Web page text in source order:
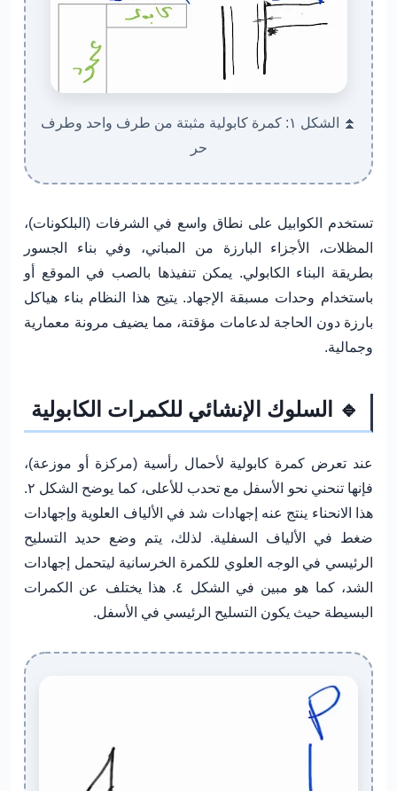
⏫ الشكل ١: كمرة كابولية مثبتة من طرف واحد وطرف
حر
تستخدم الكوابيل على نطاق واسع في الشرفات (البلكونات)،
المظلات، الأجزاء البارزة من المباني، وفي بناء الجسور
بطريقة البناء الكابولي. يمكن تنفيذها بالصب في الموقع أو
باستخدام وحدات مسبقة الإجهاد. يتيح هذا النظام بناء هياكل
بارزة دون الحاجة لدعامات مؤقتة، مما يضيف مرونة معمارية
وجمالية.
🔹 السلوك الإنشائي للكمرات الكابولية
عند تعرض كمرة كابولية لأحمال رأسية (مركزة أو موزعة)،
فإنها تنحني نحو الأسفل مع تحدب للأعلى، كما يوضح الشكل ٢.
هذا الانحناء ينتج عنه إجهادات شد في الألياف العلوية و إجهادات
ضغط في الألياف السفلية. لذلك، يتم وضع حديد التسليح
الرئيسي في الوجه العلوي للكمرة الخرسانية ليتحمل إجهادات
الشد، كما هو مبين في الشكل ٤. هذا يختلف عن الكمرات
البسيطة حيث يكون التسليح الرئيسي في الأسفل.